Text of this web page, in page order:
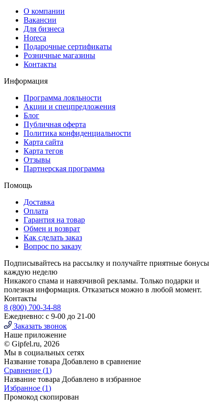
О компании
Вакансии
Для бизнеса
Horeca
Подарочные сертификаты
Розничные магазины
Контакты
Информация
Программа лояльности
Акции и спецпредложения
Блог
Публичная оферта
Политика конфиденциальности
Карта сайта
Карта тегов
Отзывы
Партнерская программа
Помощь
Доставка
Оплата
Гарантия на товар
Обмен и возврат
Как сделать заказ
Вопрос по заказу
Подписывайтесь на рассылку и получайте приятные бонусы
каждую неделю
Никакого спама и навязчивой рекламы. Только подарки и
полезная информация. Отказаться можно в любой момент.
Контакты
8 (800) 700-34-88
Ежедневно: с 9-00 до 21-00
Заказать звонок
Наше приложение
© Gipfel.ru, 2026
Мы в социальных сетях
Название товара Добавлено в сравнение
Сравнение (1)
Название товара Добавлено в избранное
Избранное (1)
Промокод скопирован